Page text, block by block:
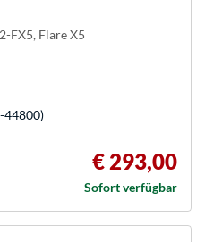
FX5, Flare X5
44800)
€ 293,00
Sofort verfügbar